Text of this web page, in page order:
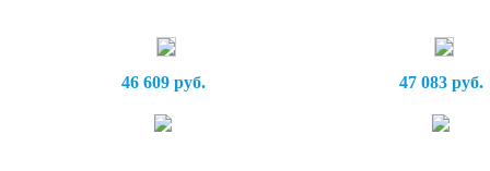
46 609 руб. 47 083 руб.